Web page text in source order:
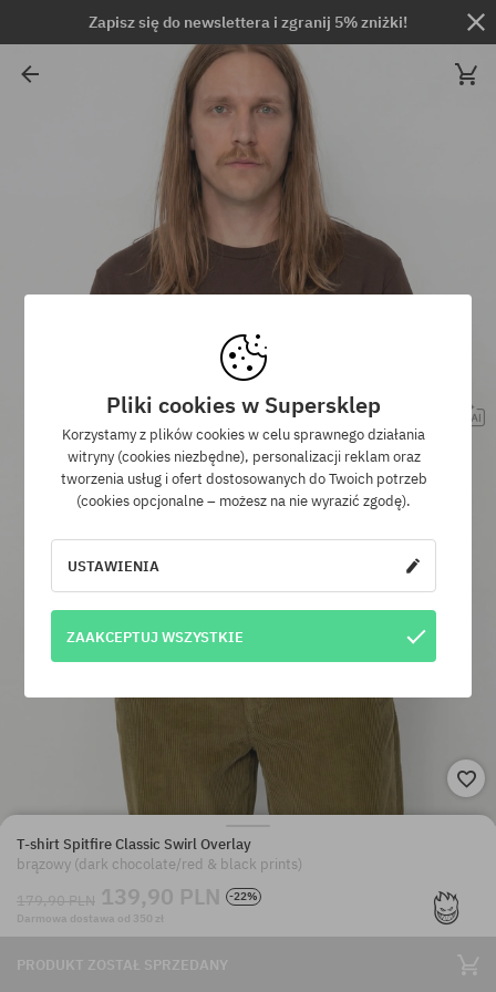
Zapisz się do newslettera i zgranij 5% zniżki!
T-shirt Spitfire Classic Swirl Overlay
brązowy (dark chocolate/red & black prints)
179,90 PLN 139,90 PLN
-22%
Darmowa dostawa od 350 zł
PRODUKT ZOSTAŁ SPRZEDANY
Pliki cookies w Supersklep
Korzystamy z plików cookies w celu sprawnego działania
witryny (cookies niezbędne), personalizacji reklam oraz
tworzenia usług i ofert dostosowanych do Twoich potrzeb
(cookies opcjonalne – możesz na nie wyrazić zgodę).
USTAWIENIA
ZAAKCEPTUJ WSZYSTKIE